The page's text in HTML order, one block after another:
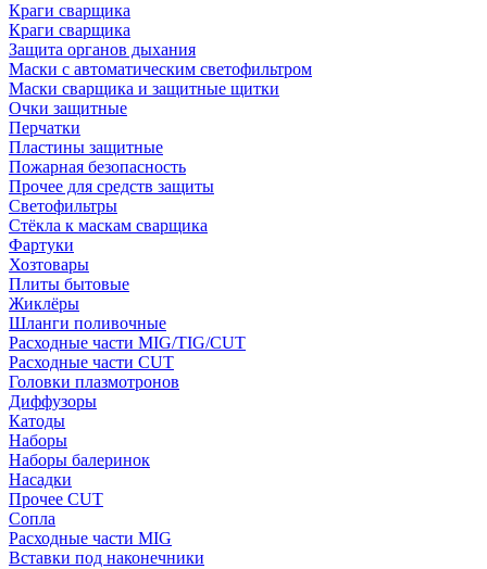
Краги сварщика
Краги сварщика
Защита органов дыхания
Маски с автоматическим светофильтром
Маски сварщика и защитные щитки
Очки защитные
Перчатки
Пластины защитные
Пожарная безопасность
Прочее для средств защиты
Светофильтры
Стёкла к маскам сварщика
Фартуки
Хозтовары
Плиты бытовые
Жиклёры
Шланги поливочные
Расходные части MIG/TIG/CUT
Расходные части CUT
Головки плазмотронов
Диффузоры
Катоды
Наборы
Наборы балеринок
Насадки
Прочее CUT
Сопла
Расходные части MIG
Вставки под наконечники